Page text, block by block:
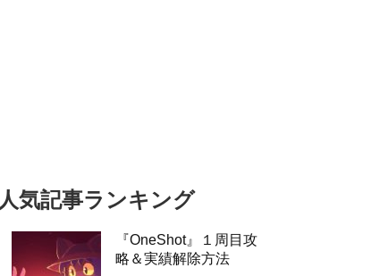
人気記事ランキング
『OneShot』１周目攻
略＆実績解除方法